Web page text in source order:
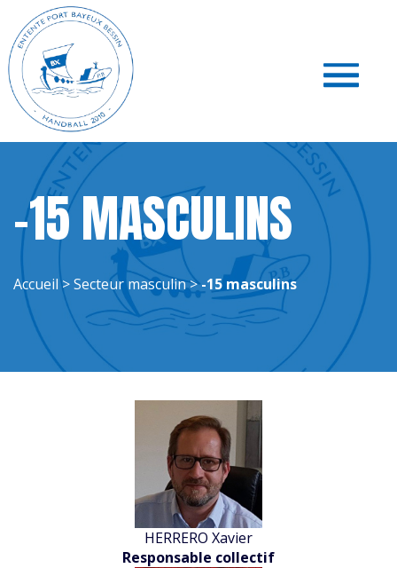
Toggle
-15 MASCULINS
Accueil>Secteur masculin>-15 masculins
HERRERO Xavier
Responsable collectif